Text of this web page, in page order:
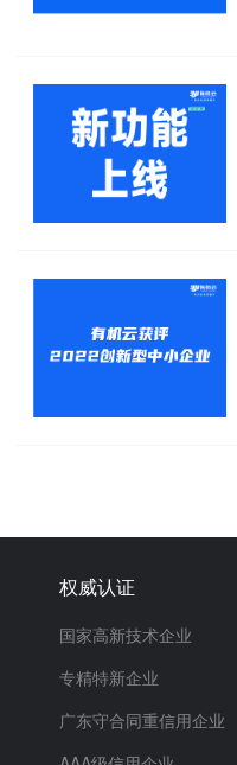
权威认证
国家高新技术企业
专精特新企业
广东守合同重信用企业